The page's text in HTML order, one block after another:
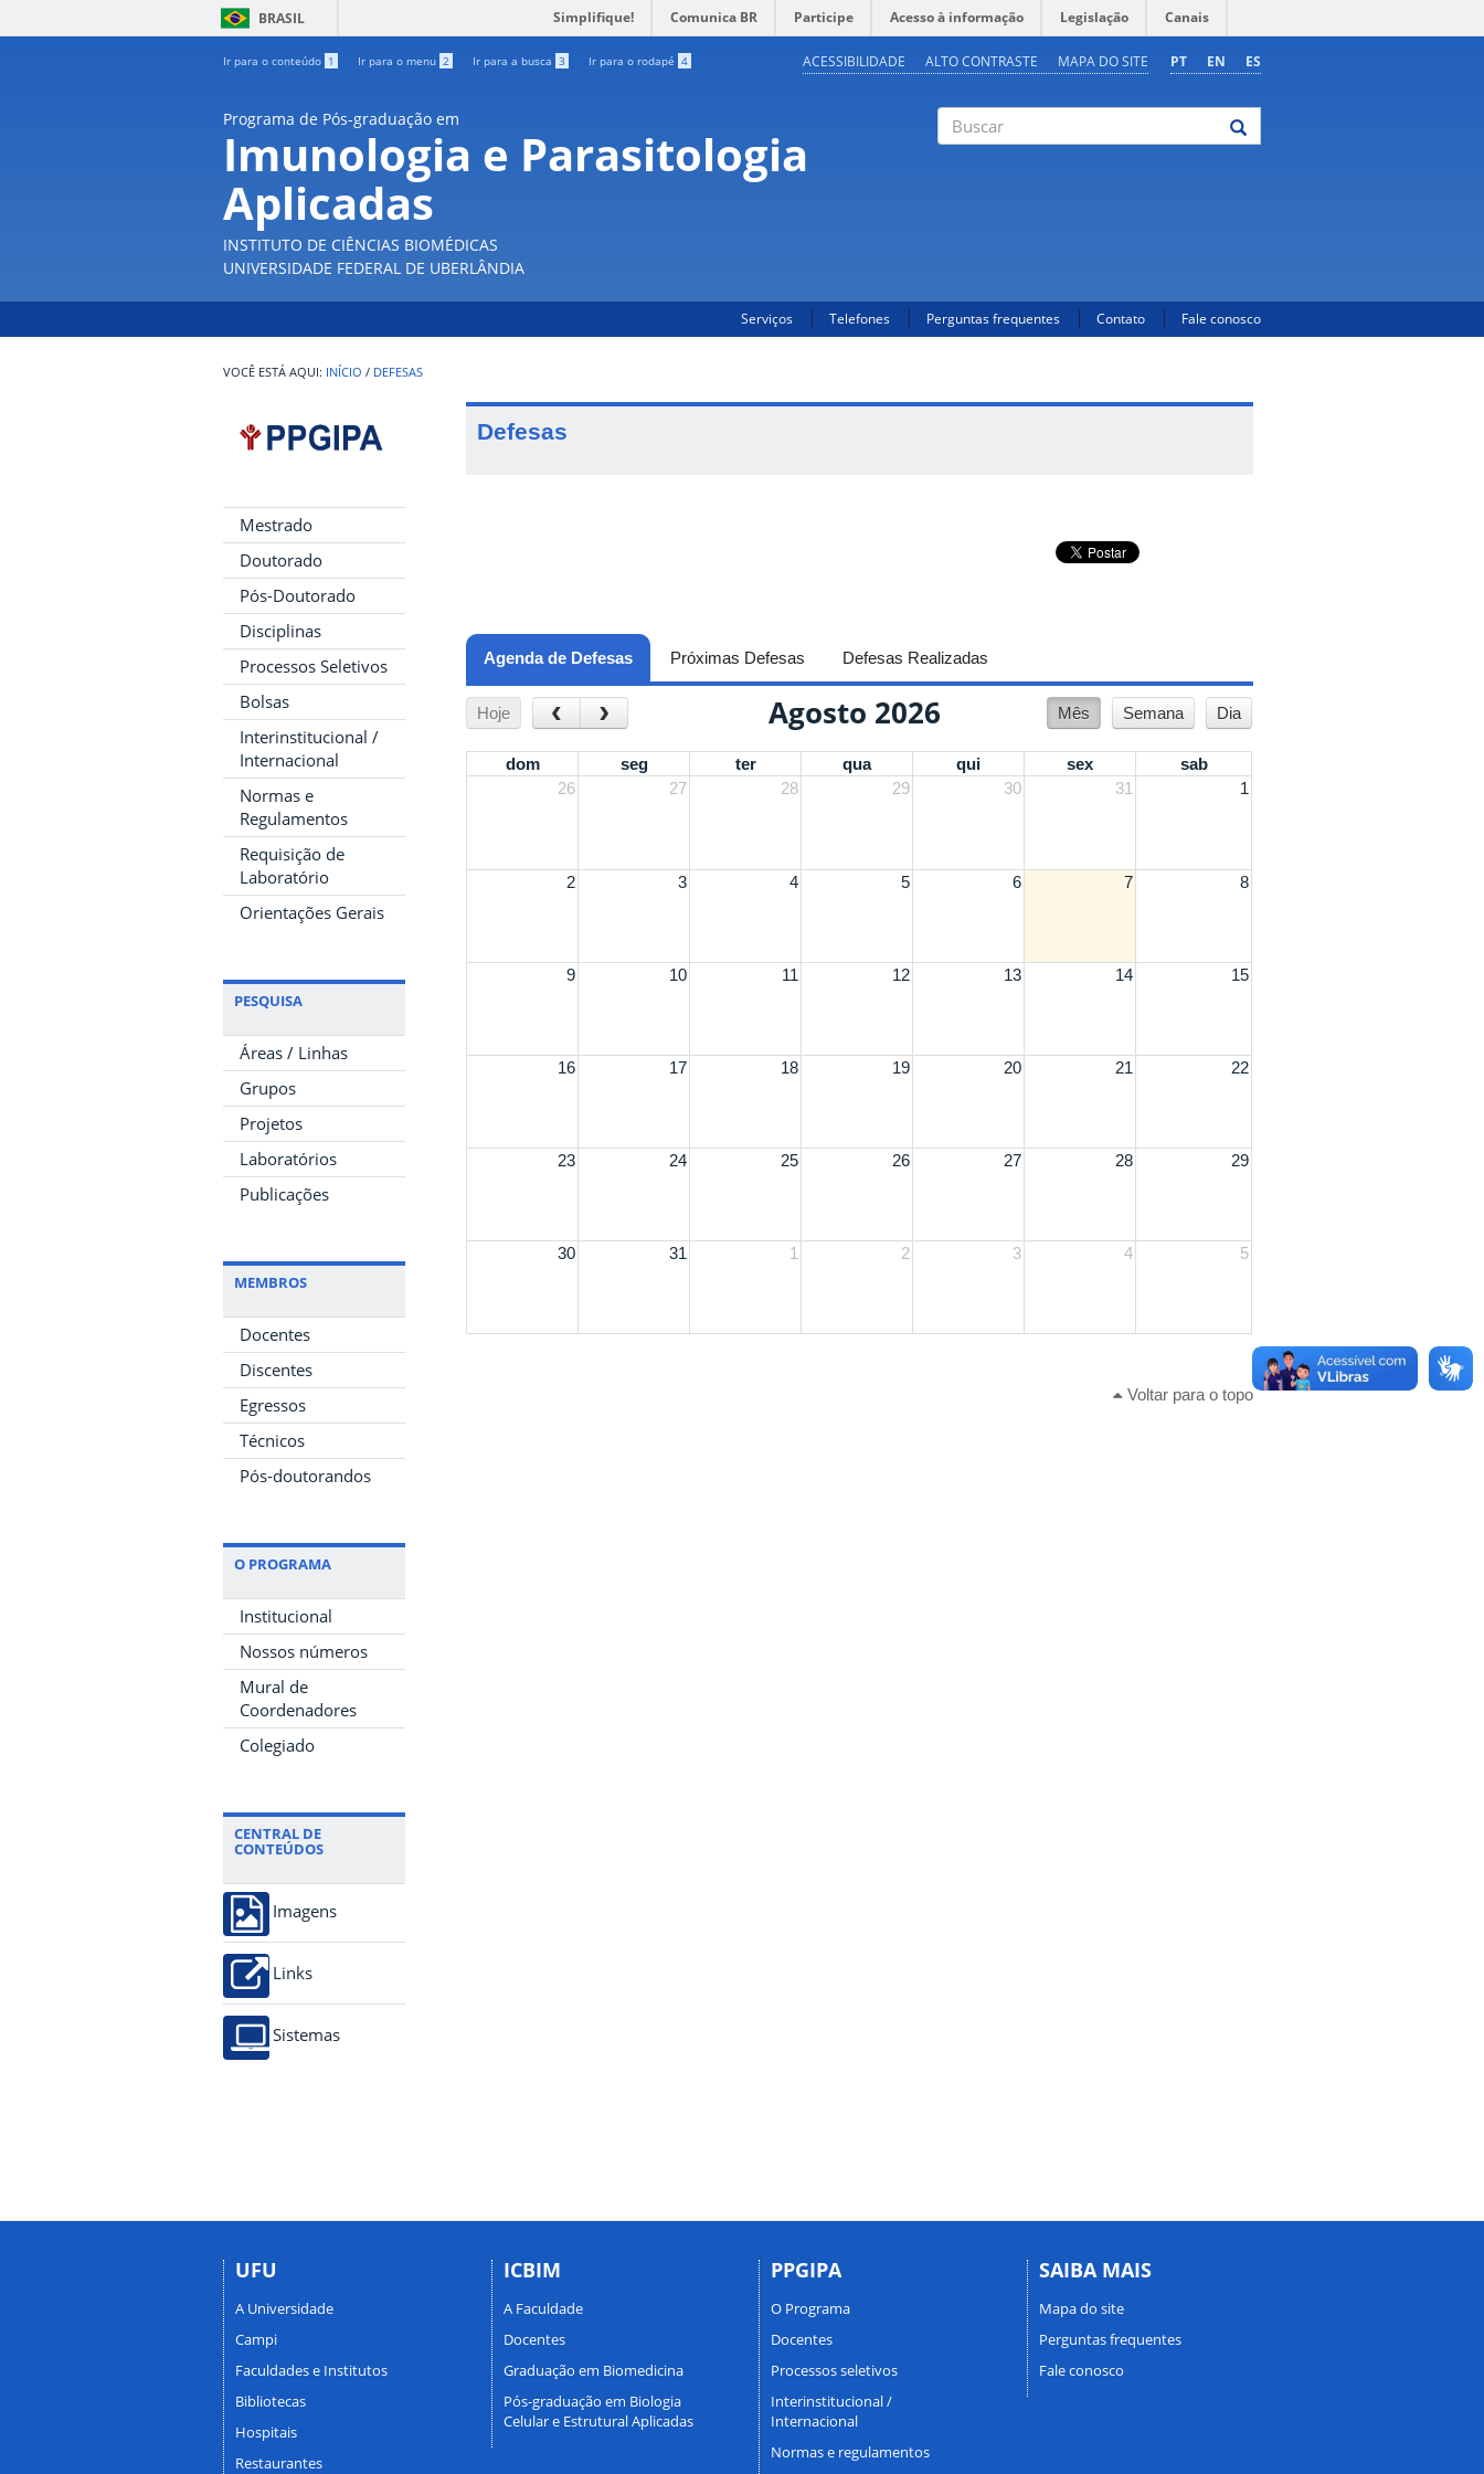
BRASIL Simplifique! Comunica BR Participe Acesso à informação Legislação Canais
Ir para o conteúdo 1 Ir para o menu 2 Ir para a busca 3 Ir para o rodapé 4 PT EN ES
ACESSIBILIDADE ALTO CONTRASTE MAPA DO SITE
Programa de Pós-graduação em
Imunologia e Parasitologia
Aplicadas
INSTITUTO DE CIÊNCIAS BIOMÉDICAS
UNIVERSIDADE FEDERAL DE UBERLÂNDIA
Serviços Telefones Perguntas frequentes Contato Fale conosco
INÍCIO / DEFESAS
Mestrado
Doutorado
Pós-Doutorado
Disciplinas
Processos Seletivos
Bolsas
Interinstitucional /
Internacional
Normas e
Regulamentos
Requisição de
Laboratório
Orientações Gerais
PESQUISA
Áreas / Linhas
Grupos
Projetos
Laboratórios
Publicações
MEMBROS
Docentes
Discentes
Egressos
Técnicos
Pós-doutorandos
O PROGRAMA
Institucional
Nossos números
Mural de
Coordenadores
Colegiado
CENTRAL DE
CONTEÚDOS
Imagens
Links
Sistemas
Defesas
Agenda de Defesas (aba ativa)
Próximas Defesas Defesas Realizadas
Hoje ‹ › Agosto 2026 Mês Semana Dia
dom seg ter qua qui sex
sab
26
27 28 29 30 31 1
2 3 4 5 6 7 8
9 10 11 12 13 14 15
16 17 18 19 20 21 22
23 24 25 26 27 28 29
30 31 1 2 3 4 5
Voltar para o topo
UFU
A Universidade
Campi
Faculdades e Institutos
Bibliotecas
Hospitais
Restaurantes
ICBIM
A Faculdade
Docentes
Graduação em Biomedicina
Pós-graduação em Biologia
Celular e Estrutural Aplicadas
PPGIPA
O Programa
Docentes
Processos seletivos
Interinstitucional /
Internacional
Normas e regulamentos
SAIBA MAIS
Mapa do site
Perguntas frequentes
Fale conosco